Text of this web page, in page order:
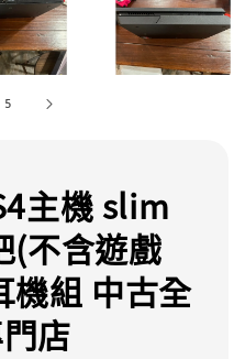
5
主機 slim
(不含遊戲
機組 中古全
店